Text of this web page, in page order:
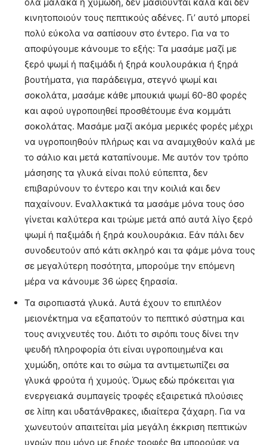
όλα μαλακά ή χυμώδη, δεν μασιούνται καλά και δεν
κινητοποιούν τους πεπτικούς αδένες. Γι’ αυτό μπορεί
πολύ εύκολα να σαπίσουν στο έντερο. Για να το
αποφύγουμε κάνουμε το εξής: Τα μασάμε μαζί με
ξερό ψωμί ή παξιμάδι ή ξηρά κουλουράκια ή ξηρά
βουτήματα, για παράδειγμα, στεγνό ψωμί και
σοκολάτα, μασάμε κάθε μπουκιά ψωμί 60-80 φορές
και αφού υγροποιηθεί προσθέτουμε ένα κομμάτι
σοκολάτας. Μασάμε μαζί ακόμα μερικές φορές μέχρι
να υγροποιηθούν πλήρως και να αναμιχθούν καλά με
το σάλιο και μετά καταπίνουμε. Με αυτόν τον τρόπο
μάσησης τα γλυκά είναι πολύ εύπεπτα, δεν
επιβαρύνουν το έντερο και την κοιλιά και δεν
παχαίνουν. Εναλλακτικά τα μασάμε μόνα τους όσο
γίνεται καλύτερα και τρώμε μετά από αυτά λίγο ξερό
ψωμί ή παξιμάδι ή ξηρά κουλουράκια. Εάν πάλι δεν
συνοδευτούν από κάτι σκληρό και τα φάμε μόνα τους
σε μεγαλύτερη ποσότητα, μπορούμε την επόμενη
μέρα να κάνουμε 36 ώρες ξηρασία.
Τα σιροπιαστά γλυκά. Αυτά έχουν το επιπλέον
μειονέκτημα να εξαπατούν το πεπτικό σύστημα και
τους ανιχνευτές του. Διότι το σιρόπι τους δίνει την
ψευδή πληροφορία ότι είναι υγροποιημένα και
χυμώδη, οπότε και το σώμα τα αντιμετωπίζει σα
γλυκά φρούτα ή χυμούς. Όμως εδώ πρόκειται για
ενεργειακά συμπαγείς τροφές εξαιρετικά πλούσιες
σε λίπη και υδατάνθρακες, ιδιαίτερα ζάχαρη. Για να
χωνευτούν απαιτείται μία μεγάλη έκκριση πεπτικών
υγρών που μόνο με ξηρές τροφές θα μπορούσε να